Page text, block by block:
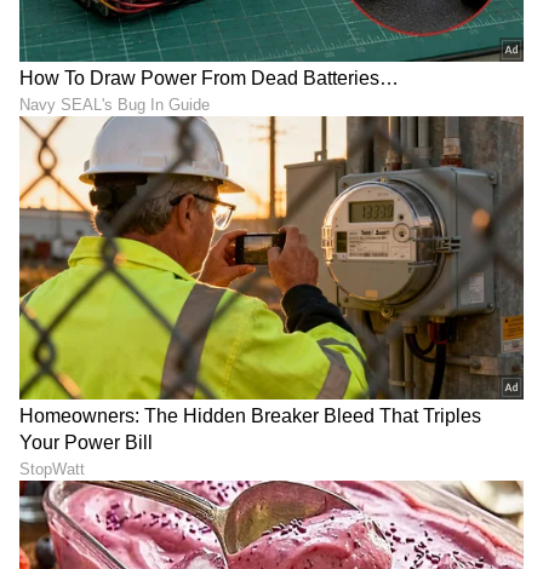
RECOMMENDED STORIES
ದುರಾದೃಷ್ಟ ಹೆಚ್ಚಾಗಿ ಕಾಡುವ 5
ರಾಶಿಗಳು ಇವು
ಬುಧನ ನಕ್ಷತ್ರಕ್ಕೆ ಗುರು ಪ್ರವೇಶ, ಈ
4 ರಾಶಿಗೆ ಹಠಾತ್ ಹಣದ ಹೊಳೆ